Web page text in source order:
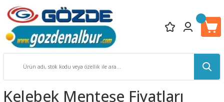
Kelebek Menteşe Fiyatları